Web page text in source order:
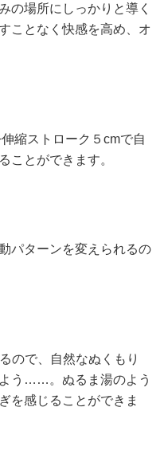
の場所にしっかりと導く
ことなく快感を高め、オ
縮ストローク５cmで自
ことができます。
パターンを変えられるの
ので、自然なぬくもり
う……。ぬるま湯のよう
を感じることができま